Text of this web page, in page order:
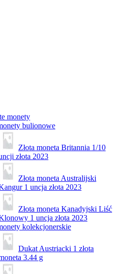
monety
bulionowe
Złota moneta Britannia 1/10
złota 2023
Złota moneta Australijski
1 uncja złota 2023
Złota moneta Kanadyjski Liść
1 uncja złota 2023
kolekcjonerskie
Dukat Austriacki 1 złota
3.44 g